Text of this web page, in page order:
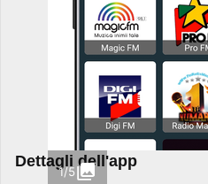
1/5
Dettagli dell'app